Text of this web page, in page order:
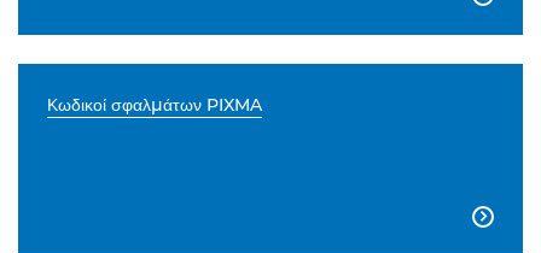
Κωδικοί σφαλμάτων PIXMA
